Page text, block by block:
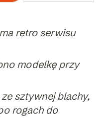
retro serwisu
modelkę przy
sztywnej blachy,
rogach do